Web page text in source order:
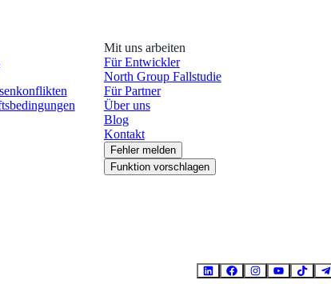
Mit uns arbeiten
Für Entwickler
North Group Fallstudie
Für Partner
Über uns
Blog
Kontakt
Fehler melden
Funktion vorschlagen